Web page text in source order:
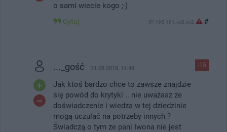
o sami wiecie kogo ;-)
Cytuj IP: 195.191.xx0.xx2 #
-15
..._gość 31.08.2018, 14:48
Jak ktoś bardzo chce to zawsze znajdzie
się powód do krytyki .. nie uważasz ze
doświadczenie i wiedza w tej dziedzinie
mogą uczulać na potrzeby innych ?
Świadczą o tym ze pani Iwona nie jest